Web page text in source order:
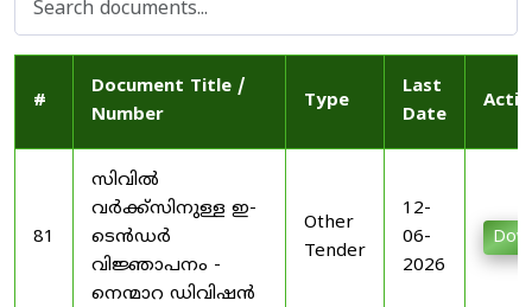
#
Document Title /
Number
Type
Last
Date
81
സിവിൽ
വർക്ക്സിനുള്ള ഇ-
ടെൻഡർ
വിജ്ഞാപനം -
നെന്മാറ ഡിവിഷൻ
Other
Tender
12-
06-
2026